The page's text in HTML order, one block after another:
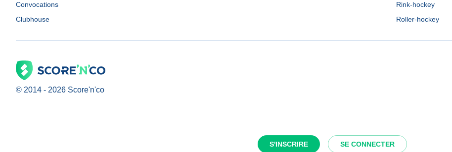
S'INSCRIRE SE CONNECTER
Convocations
Clubhouse
Rink-hockey
Roller-hockey
© 2014 - 2026 Score'n'co